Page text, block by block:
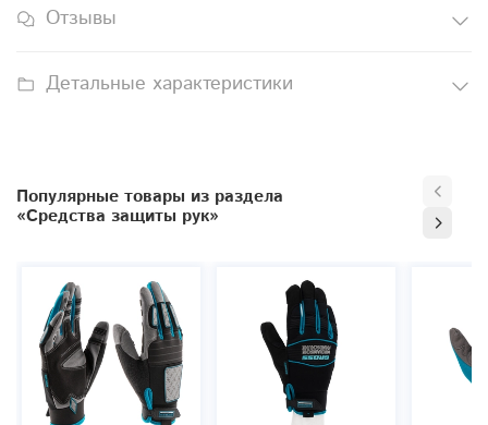
Отзывы
Детальные характеристики
Популярные товары из раздела
«Средства защиты рук»